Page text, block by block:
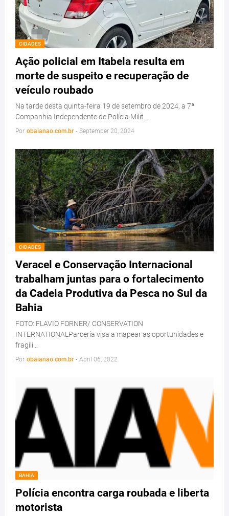
CIDADES
Ação policial em Itabela resulta em
morte de suspeito e recuperação de
veículo roubado
Na tarde desta quinta-feira 19 de setembro de 2024, a 7ª
Companhia Independente de Polícia Milit…
Por obaianao.com.br - September 20, 2024
CIDADES
Veracel e Conservação Internacional
trabalham juntas para o fortalecimento
da Cadeia Produtiva da Pesca no Sul da
Bahia
FOTO: FLAVIO FORNER/ CONSERVATION
INTERNATIONALParceria visa a mapear as oportunidades e
fragili…
Por obaianao.com.br - April 06, 2022
BAHIA
Polícia encontra carga roubada e liberta
motorista